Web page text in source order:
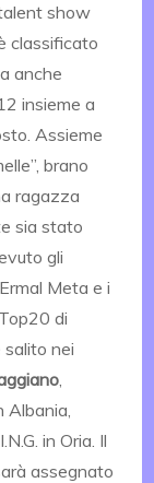
show
classificato
anche
insieme a
Assieme
brano
ragazza
sia stato
gli
Meta e i
di
salito nei
,
Albania,
in Oria. Il
assegnato